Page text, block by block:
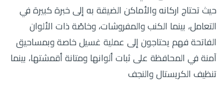
حيث تحتاج اركانه والأماكن الضيقة به إلى خبرة كبيرة في
التعامل، بينما الكنب والمفروشات، وخاصًة ذات الألوان
الفاتحة فهم يحتاجون إلى عملية غسيل خاصة وبمساحيق
آمنة في المحافظة على ثبات ألوانها ومتانة أقمشتها، بينما
تنظيف الكريستال والنجف